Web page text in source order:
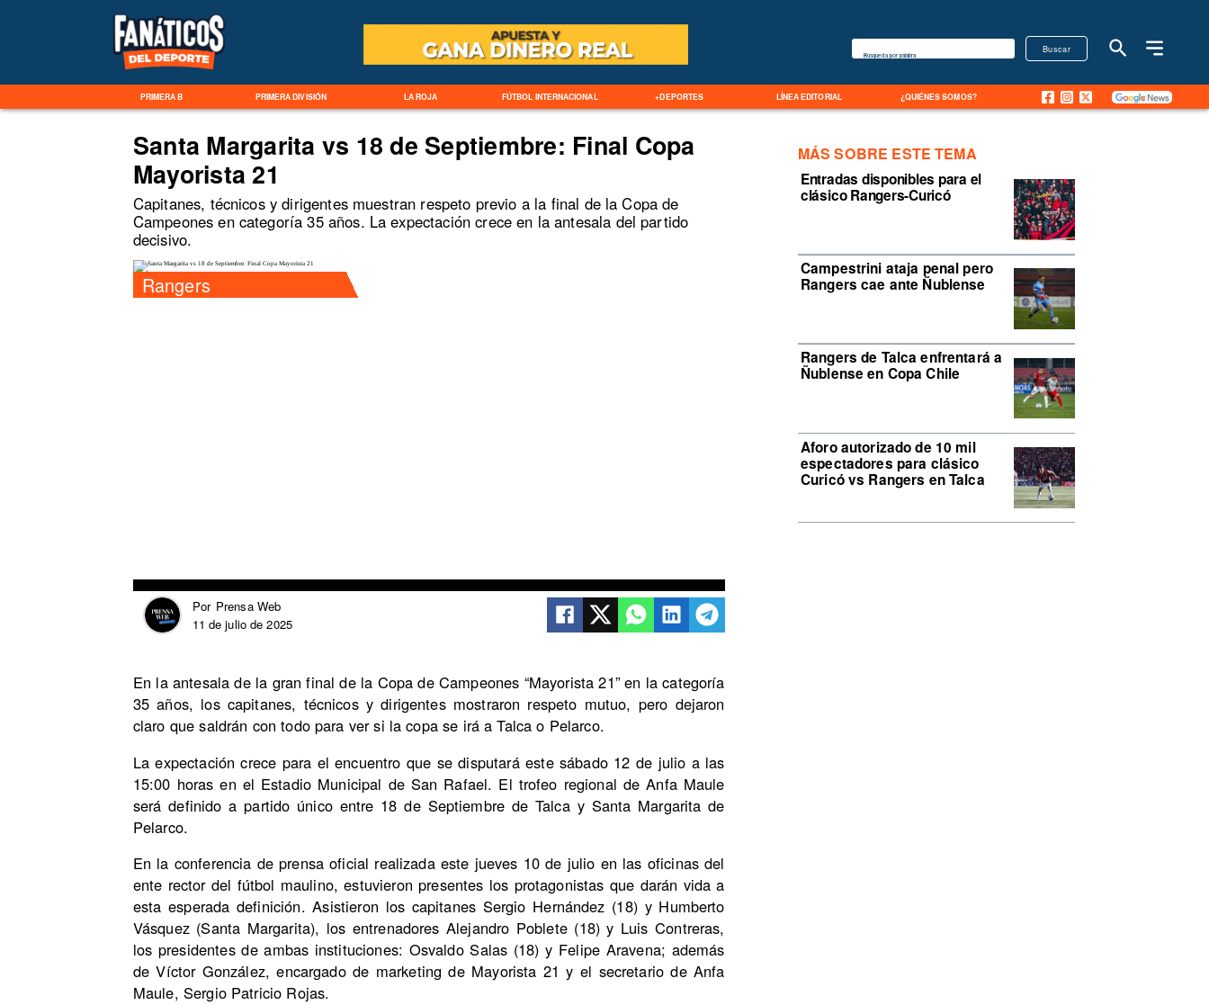
PRIMERA B PRIMERA DIVISIÓN LA ROJA FÚTBOL INTERNACIONAL +DEPORTES LÍNEA EDITORIAL ¿QUIÉNES SOMOS?
Buscar
Búsqueda por palabra
Rangers
Prensa Web
Por
11 de julio de 2025
Entradas disponibles para el
clásico Rangers-Curicó
Campestrini ataja penal pero
Rangers cae ante Ñublense
Rangers de Talca enfrentará a
Ñublense en Copa Chile
Aforo autorizado de 10 mil
espectadores para clásico
Curicó vs Rangers en Talca
MÁS SOBRE ESTE TEMA
Santa Margarita vs 18 de Septiembre: Final Copa
Mayorista 21
Capitanes, técnicos y dirigentes muestran respeto previo a la final de la Copa de
Campeones en categoría 35 años. La expectación crece en la antesala del partido
decisivo.
En la antesala de la gran final de la Copa de Campeones “Mayorista 21” en la categoría
35 años, los capitanes, técnicos y dirigentes mostraron respeto mutuo, pero dejaron
claro que saldrán con todo para ver si la copa se irá a Talca o Pelarco.
La expectación crece para el encuentro que se disputará este sábado 12 de julio a las
15:00 horas en el Estadio Municipal de San Rafael. El trofeo regional de Anfa Maule
será definido a partido único entre 18 de Septiembre de Talca y Santa Margarita de
Pelarco.
En la conferencia de prensa oficial realizada este jueves 10 de julio en las oficinas del
ente rector del fútbol maulino, estuvieron presentes los protagonistas que darán vida a
esta esperada definición. Asistieron los capitanes Sergio Hernández (18) y Humberto
Vásquez (Santa Margarita), los entrenadores Alejandro Poblete (18) y Luis Contreras,
los presidentes de ambas instituciones: Osvaldo Salas (18) y Felipe Aravena; además
de Víctor González, encargado de marketing de Mayorista 21 y el secretario de Anfa
Maule, Sergio Patricio Rojas.